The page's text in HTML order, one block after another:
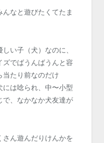
なと遊びたくてたま
い子（犬）なのに、
でばうんばうんと容
たり前なのだけ
は唸られ、中〜小型
で、なかなか犬友達が
ん遊んだりけんかを